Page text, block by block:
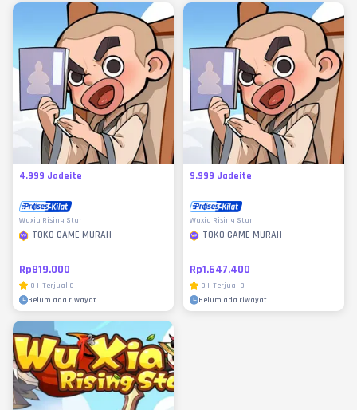
4.999 Jadeite
Wuxia Rising Star
TOKO GAME MURAH
Rp819.000
0 | Terjual 0
Belum ada riwayat
9.999 Jadeite
Wuxia Rising Star
TOKO GAME MURAH
Rp1.647.400
0 | Terjual 0
Belum ada riwayat